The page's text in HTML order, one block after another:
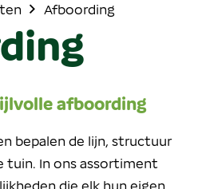
Afboording
afboording
bepalen de lijn, structuur
tuin. In ons assortiment
die elk hun eigen